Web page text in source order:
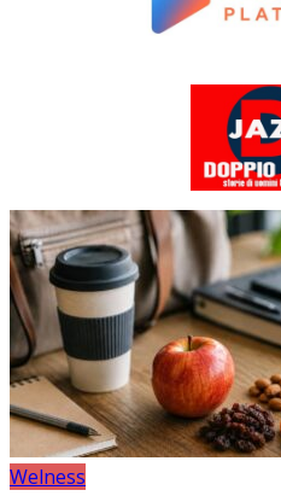
Welness